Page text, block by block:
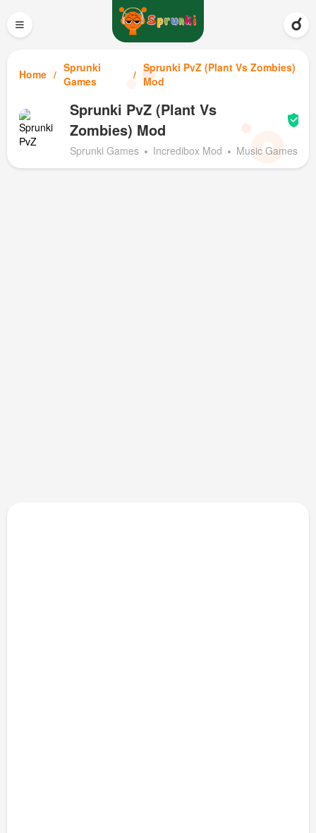
≡
Home
Sprunki
Games
Sprunki PvZ (Plant Vs Zombies)
Mod
Sprunki PvZ (Plant Vs
Zombies) Mod
Sprunki Games Incredibox Mod Music Games